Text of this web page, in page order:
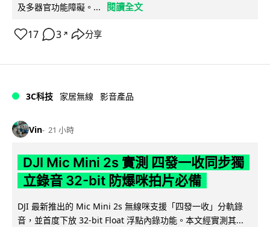
及多器官功能障礙。...
閱讀全文
17 3 ↗ 分享
3C科技 家居無線 影音產品
Vin 21 小時
DJI Mic Mini 2s 實測 四發一收同步獨
立錄音 32-bit 防爆咪拍片必備
DJI 最新推出的 Mic Mini 2s 無線咪支援「四發一收」分軌錄
音，並首度下放 32-bit Float 浮點內錄功能。本文經實測其...